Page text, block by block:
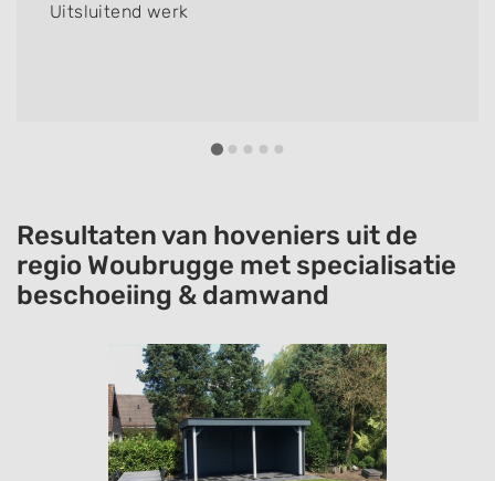
Uitsluitend werk
Resultaten van hoveniers uit de
regio Woubrugge met specialisatie
beschoeiing & damwand